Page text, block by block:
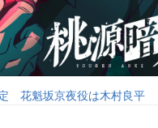
花魁坂京夜役は木村良平